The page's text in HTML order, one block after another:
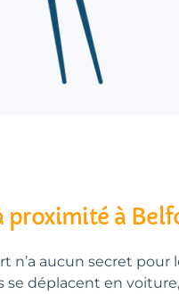
proximité à
n’a aucun secret pour
se déplacent en